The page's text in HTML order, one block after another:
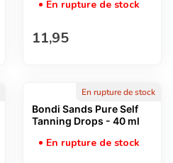
En rupture de stock
Prix normal
11,95
En rupture de stock
Bondi Sands Pure Self
Tanning Drops - 40 ml
En rupture de stock